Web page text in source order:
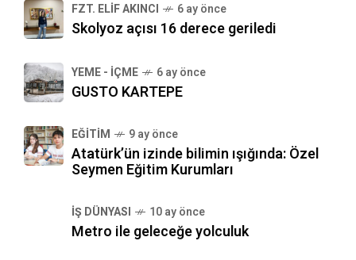
FZT. ELIF AKINCI 6 ay önce
Skolyoz açısı 16 derece geriledi
YEME - İÇME 6 ay önce
GUSTO KARTEPE
EĞITIM 9 ay önce
Atatürk’ün izinde bilimin ışığında: Özel
Seymen Eğitim Kurumları
İŞ DÜNYASI 10 ay önce
Metro ile geleceğe yolculuk